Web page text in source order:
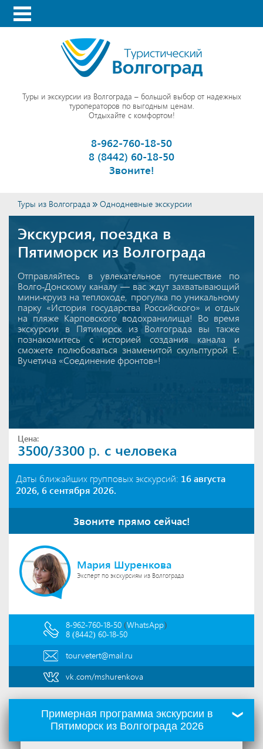
Туры и экскурсии из Волгограда – большой выбор от надежных
туроператоров по выгодным ценам.
Отдыхайте с комфортом!
8-962-760-18-50
8 (8442) 60-18-50
Звоните!
Туры из Волгограда Однодневные экскурсии
Экскурсия, поездка в
Пятиморск из Волгограда
Отправляйтесь в увлекательное путешествие по
Волго-Донскому каналу — вас ждут захватывающий
мини-круиз на теплоходе, прогулка по уникальному
парку «История государства Российского» и отдых
на пляже Карповского водохранилища! Во время
экскурсии в Пятиморск из Волгограда вы также
познакомитесь с историей создания канала и
сможете полюбоваться знаменитой скульптурой Е.
Вучетича «Соединение фронтов»!
Цена:
3500/3300 р. с человека
Даты ближайших групповых экскурсий: 16 августа
2026, 6 сентября 2026.
Звоните прямо сейчас!
Мария Шуренкова
Эксперт по экскурсиям из Волгограда
8-962-760-18-50 (WhatsApp)
8 (8442) 60-18-50
tourvetert@mail.ru
vk.com/mshurenkova
Примерная программа экскурсии в
Пятиморск из Волгограда 2026